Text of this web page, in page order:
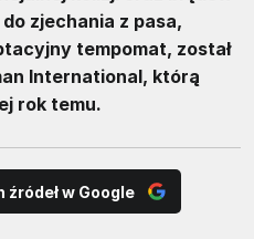
zjechania z pasa,
tempomat, został
International, którą
rok temu.
w Google